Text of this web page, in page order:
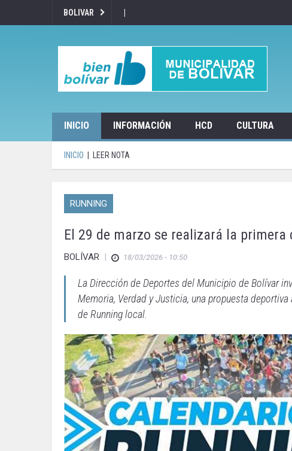
BOLIVAR |
INICIO INFORMACIÓN HCD CULTURA
INICIO LEER NOTA
RUNNING
El 29 de marzo se realizará la primera
BOLÍVAR | 18/03/2026 - 10:50
La Dirección de Deportes del Municipio de Bolívar
Memoria, Verdad y Justicia, una propuesta
de Running local.